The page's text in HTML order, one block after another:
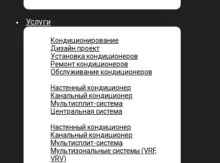
Услуги
Кондиционирование
Дизайн проект
Установка кондиционеров
Ремонт кондиционеров
Обслуживание кондиционеров
Настенный кондиционер
Канальный кондиционер
Мультисплит-система
Центральная система
Настенный кондиционер
Канальный кондиционер
Мультисплит-система
Мультизональные системы (VRF,
VRV)